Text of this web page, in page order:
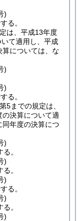
)
る。
は、平成13年度
て適用し、平成
については、な
)
)
る。
5までの規定は、
決算について適
年度の決算につ
)
。
)
。
)
る。
)
。
)